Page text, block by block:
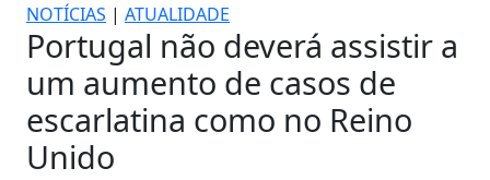
NOTÍCIAS | ATUALIDADE
Portugal não deverá assistir a
um aumento de casos de
escarlatina como no Reino
Unido